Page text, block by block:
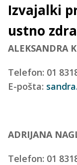
Izvajalki
ustno
ALEKSANDRA
Telefon: 01
E-pošta:
ADRIJANA
Telefon: 01